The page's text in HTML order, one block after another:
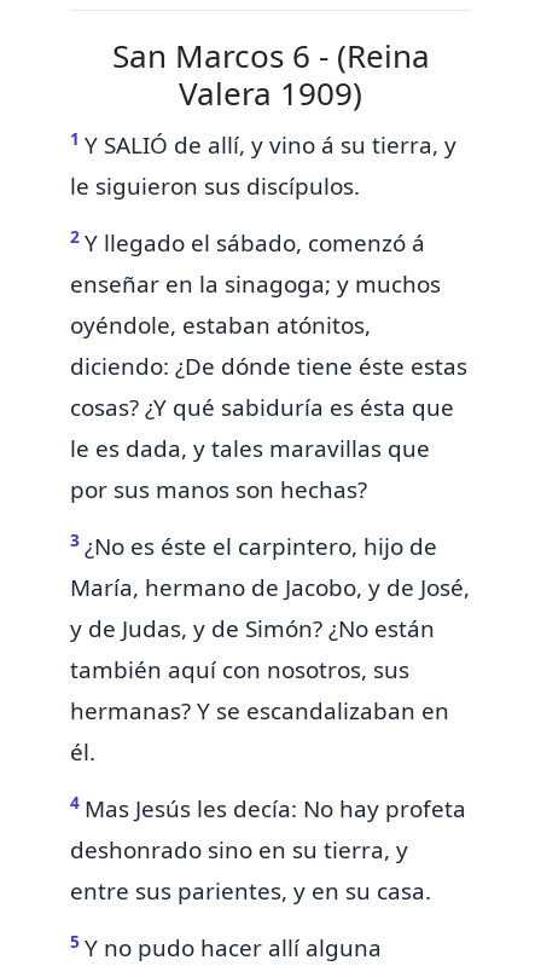
San Marcos 6 - (Reina
Valera 1909)
1 Y SALIÓ de allí, y vino á su tierra, y
le siguieron sus discípulos.
2 Y llegado el sábado, comenzó á
enseñar en la sinagoga; y muchos
oyéndole, estaban atónitos,
diciendo: ¿De dónde tiene éste estas
cosas? ¿Y qué sabiduría es ésta que
le es dada, y tales maravillas que
por sus manos son hechas?
3 ¿No es éste el carpintero, hijo de
María, hermano de Jacobo, y de José,
y de Judas, y de Simón? ¿No están
también aquí con nosotros, sus
hermanas? Y se escandalizaban en
él.
4 Mas Jesús les decía: No hay profeta
deshonrado sino en su tierra, y
entre sus parientes, y en su casa.
5 Y no pudo hacer allí alguna